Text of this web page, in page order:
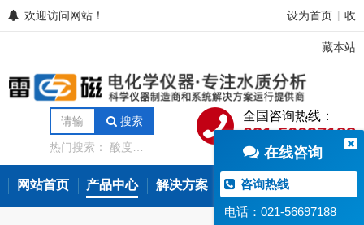
欢迎访问网站！ 设为首页 收
藏本站
搜索
热门搜索：酸度计
分析仪
微量水分分
析仪
氨氮测定仪
全国咨询热线：
021-56697188
网站首页 产品中心 解决方案 常见问题
在线咨询
咨询热线
电话：021-56697188